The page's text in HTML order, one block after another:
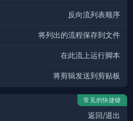
反向流列表顺序
将列出的流程保存到文件
在此流上运行脚本
将剪辑发送到剪贴板
常见的快捷键
返回/退出